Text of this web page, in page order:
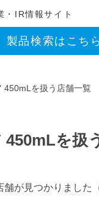
・IR情報サイト
製品検索はこち
450mLを扱う店舗一覧
を扱
舗が見つかりました